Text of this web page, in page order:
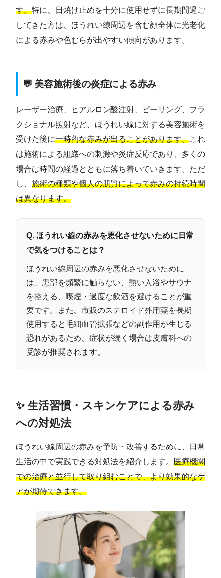
す。特に、日焼け止めを十分に使用せずに長期間過ご
してきた方は、ほうれい線周辺を含む顔全体に光老化
による赤みや色むらが出やすい傾向があります。
💬 美容施術後の炎症による赤み
レーザー治療、ヒアルロン酸注射、ピーリング、フラ
クショナル照射など、ほうれい線に対する美容施術を
受けた後に一時的な赤みが出ることがあります。これ
は施術による組織への刺激や炎症反応であり、多くの
場合は時間の経過とともに落ち着いていきます。ただ
し、 施術の種類や個人の肌質によって赤みの持続時間
は異なります。
Q. ほうれい線の赤みを悪化させないために日常
で気をつけることは？
ほうれい線周辺の赤みを悪化させないために
は、患部を頻繁に触らない、熱い入浴やサウナ
を控える、喫煙・過度な飲酒を避けることが重
要です。また、市販のステロイド外用薬を長期
使用すると毛細血管拡張などの副作用が生じる
恐れがあるため、症状が続く場合は皮膚科への
受診が推奨されます。
✨ 生活習慣・スキンケアによる赤み
への対処法
ほうれい線周辺の赤みを予防・改善するために、日常
生活の中で実践できる対処法を紹介します。 医療機関
での治療と並行して取り組むことで、より効果的なケ
アが期待できます。